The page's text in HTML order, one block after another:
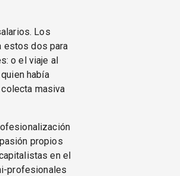
Los
estos dos para
o el viaje al
había
masiva
propios
en el
profesionales